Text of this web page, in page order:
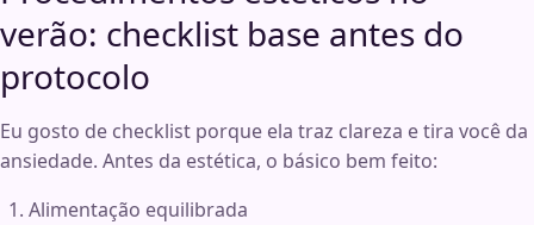
verão: checklist base antes do
protocolo
Eu gosto de checklist porque ela traz clareza e tira você da
ansiedade. Antes da estética, o básico bem feito:
Alimentação equilibrada